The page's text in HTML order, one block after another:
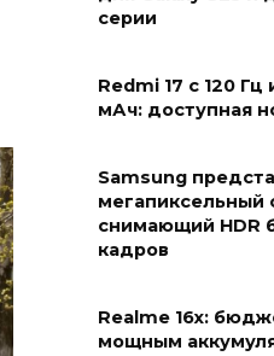
серии
Redmi 17 с 120
мАч: доступная
Samsung
мегапиксельный
снимающий HDR
кадров
Realme 16x:
мощным